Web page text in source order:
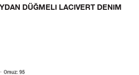
DÜĞMELI LACIVERT DENIM